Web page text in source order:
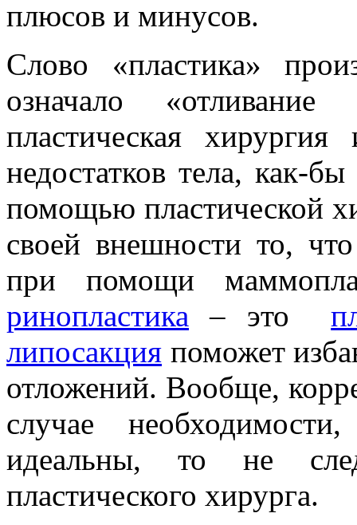
плюсов и минусов.
Слово «пластика»
означало
пластическая
недостатков тела, как-
помощью пластической
своей внешности то,
при помощи
ринопластика – это
липосакция поможет
отложений. Вообще,
случае
идеальны, то не
пластического хирурга.